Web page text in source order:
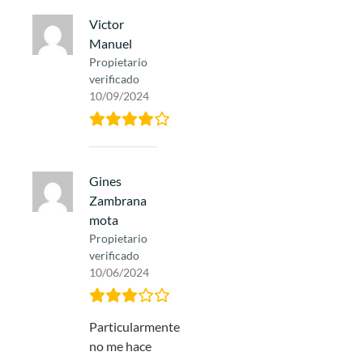
Victor
Manuel
Propietario
verificado
10/09/2024
Gines
Zambrana
mota
Propietario
verificado
10/06/2024
Particularmente
no me hace